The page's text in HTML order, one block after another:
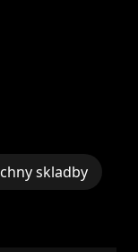
létě 2019.
skladby